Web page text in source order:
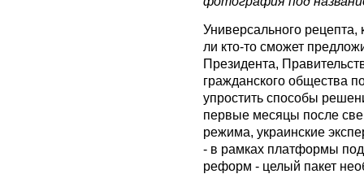
Универсального
ли кто-то сможет
Президента,
гражданского общества
упростить способы
первые месяцы после
режима, украинские
- в рамках платформы
реформ - целый пакет